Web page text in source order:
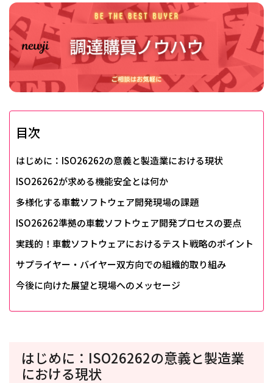
目次
はじめに：ISO26262の意義と製造業における現状
ISO26262が求める機能安全とは何か
多様化する車載ソフトウェア開発現場の課題
ISO26262準拠の車載ソフトウェア開発プロセスの要点
実践的！車載ソフトウェアにおけるテスト戦略のポイント
サプライヤー・バイヤー双方向での組織的取り組み
今後に向けた展望と現場へのメッセージ
はじめに：ISO26262の意義と製造業
における現状